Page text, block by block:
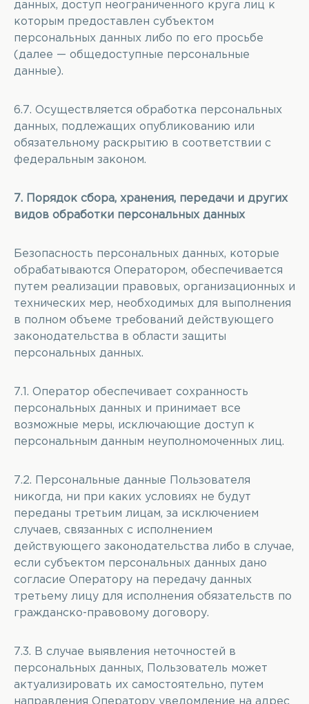
данных, доступ неограниченного круга лиц к
которым предоставлен субъектом
персональных данных либо по его просьбе
(далее — общедоступные персональные
данные).
6.7. Осуществляется обработка персональных
данных, подлежащих опубликованию или
обязательному раскрытию в соответствии с
федеральным законом.
7. Порядок сбора, хранения, передачи и других
видов обработки персональных данных
Безопасность персональных данных, которые
обрабатываются Оператором, обеспечивается
путем реализации правовых, организационных и
технических мер, необходимых для выполнения
в полном объеме требований действующего
законодательства в области защиты
персональных данных.
7.1. Оператор обеспечивает сохранность
персональных данных и принимает все
возможные меры, исключающие доступ к
персональным данным неуполномоченных лиц.
7.2. Персональные данные Пользователя
никогда, ни при каких условиях не будут
переданы третьим лицам, за исключением
случаев, связанных с исполнением
действующего законодательства либо в случае,
если субъектом персональных данных дано
согласие Оператору на передачу данных
третьему лицу для исполнения обязательств по
гражданско-правовому договору.
7.3. В случае выявления неточностей в
персональных данных, Пользователь может
актуализировать их самостоятельно, путем
направления Оператору уведомление на адрес